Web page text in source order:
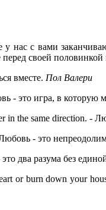
с вами
своей
вместе. Пол Валери
- это игра, в которую
in the same direction. -
- это
два разума без
or burn down your